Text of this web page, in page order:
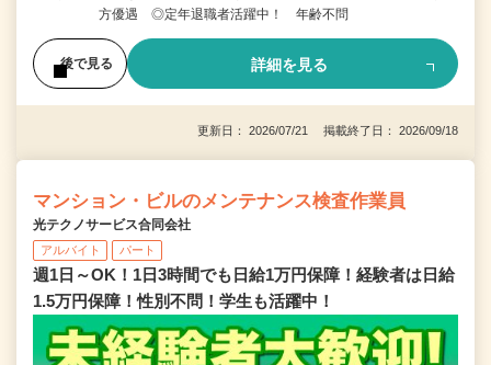
方優遇 ◎定年退職者活躍中！ 年齢不問
後で見る 詳細を見る
更新日： 2026/07/21 掲載終了日： 2026/09/18
マンション・ビルのメンテナンス検査作業員
光テクノサービス合同会社
アルバイト パート
週1日～OK！1日3時間でも日給1万円保障！経験者は日給
1.5万円保障！性別不問！学生も活躍中！